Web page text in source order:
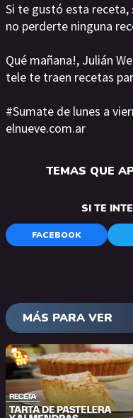
Si te gustó esta receta,
no perderte ninguna
Qué mañana!, Julián
tele te traen recetas
#Sumate de lunes a
elnueve.com.ar
TEMAS QUE
SI TE
FACEBOOK
MÁS PARA VER